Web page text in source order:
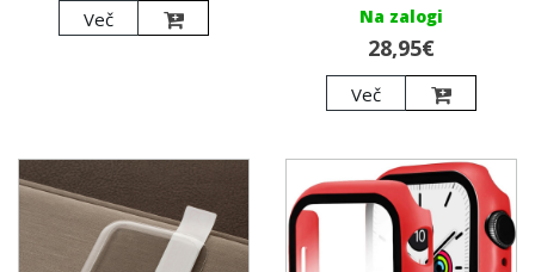
Več Na zalogi
28,95€
Več